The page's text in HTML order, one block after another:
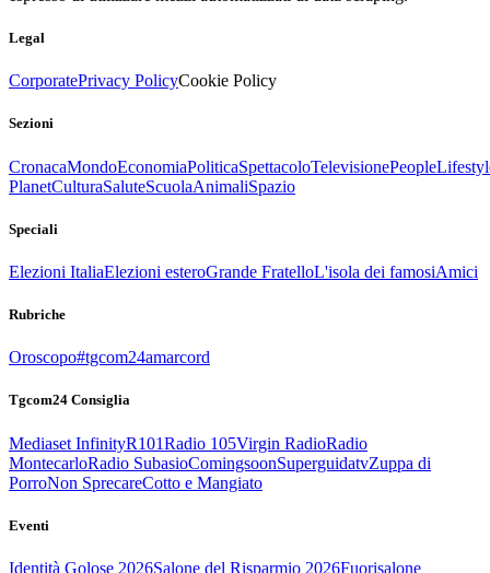
Legal
CorporatePrivacy PolicyCookie Policy
Sezioni
CronacaMondoEconomiaPoliticaSpettacoloTelevisionePeople
PlanetCulturaSaluteScuolaAnimaliSpazio
Speciali
Elezioni ItaliaElezioni esteroGrande FratelloL'isola dei famosiAmici
Rubriche
Oroscopo#tgcom24amarcord
Tgcom24 Consiglia
Mediaset InfinityR101Radio 105Virgin RadioRadio
MontecarloRadio SubasioComingsoonSuperguidatvZuppa di
PorroNon SprecareCotto e Mangiato
Eventi
Identità Golose 2026Salone del Risparmio 2026Fuorisalone